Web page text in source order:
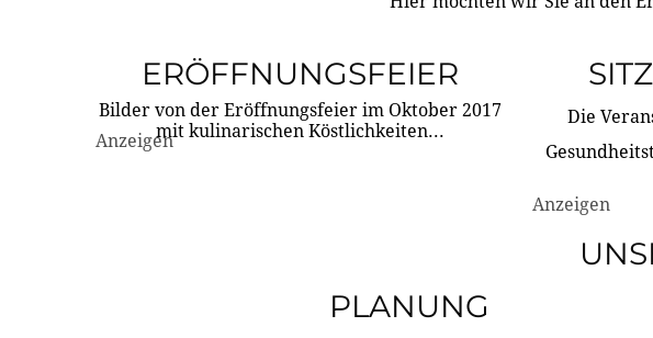
ERÖFFNUNGSFEIER
Bilder von der Eröffnungsfeier im Oktober 2017
mit kulinarischen Köstlichkeiten...
Anzeigen
Die
Anzeigen
PLANUNG